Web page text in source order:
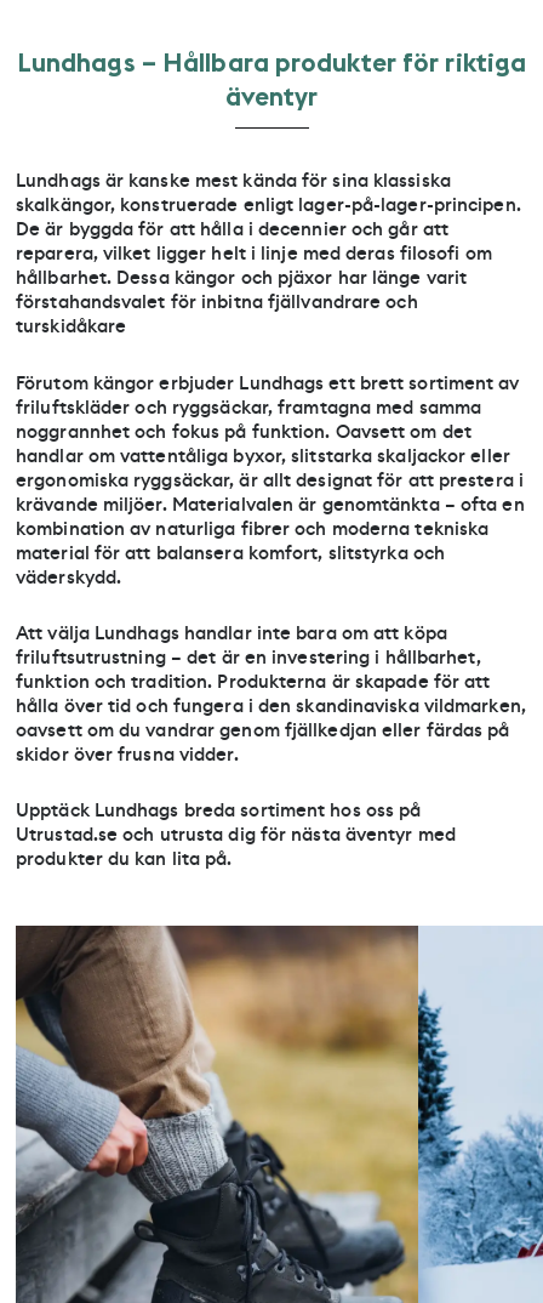
Lundhags – Hållbara produkter för riktiga
äventyr
Lundhags är kanske mest kända för sina klassiska
skalkängor, konstruerade enligt lager-på-lager-principen.
De är byggda för att hålla i decennier och går att
reparera, vilket ligger helt i linje med deras filosofi om
hållbarhet. Dessa kängor och pjäxor har länge varit
förstahandsvalet för inbitna fjällvandrare och
turskidåkare
Förutom kängor erbjuder Lundhags ett brett sortiment av
friluftskläder och ryggsäckar, framtagna med samma
noggrannhet och fokus på funktion. Oavsett om det
handlar om vattentåliga byxor, slitstarka skaljackor eller
ergonomiska ryggsäckar, är allt designat för att prestera i
krävande miljöer. Materialvalen är genomtänkta – ofta en
kombination av naturliga fibrer och moderna tekniska
material för att balansera komfort, slitstyrka och
väderskydd.
Att välja Lundhags handlar inte bara om att köpa
friluftsutrustning – det är en investering i hållbarhet,
funktion och tradition. Produkterna är skapade för att
hålla över tid och fungera i den skandinaviska vildmarken,
oavsett om du vandrar genom fjällkedjan eller färdas på
skidor över frusna vidder.
Upptäck Lundhags breda sortiment hos oss på
Utrustad.se och utrusta dig för nästa äventyr med
produkter du kan lita på.